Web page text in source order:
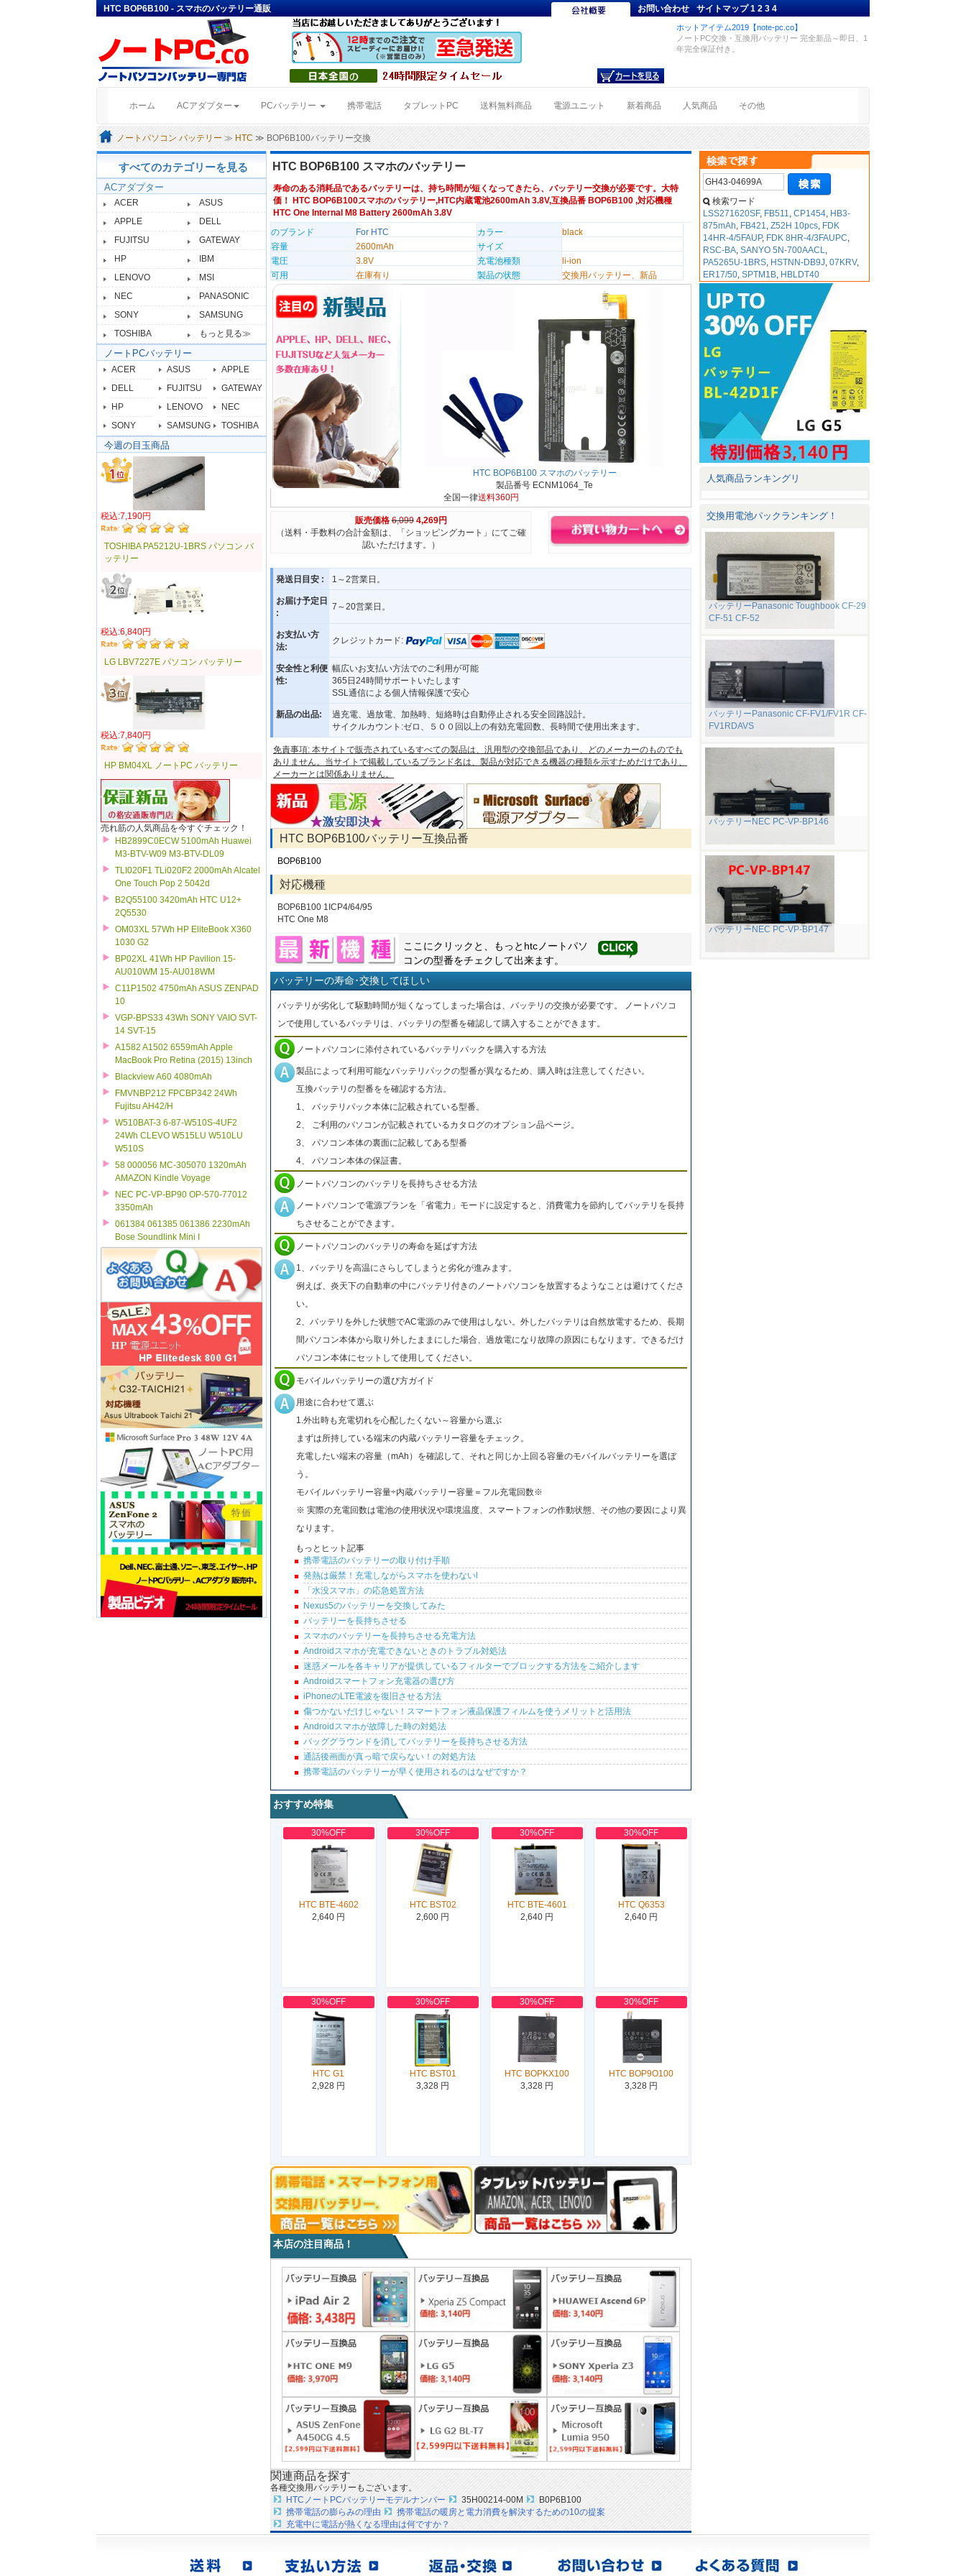
HTC BOP6B100 - スマホのバッテリー通販 お問い合わせ サイトマップ 1234
ホットアイテム2019【note-pc.co】
ノートPC交換・互換用バッテリー 完全新品～即日、1
年完全保証付き。
ホーム (current)ACアダプター PCバッテリー 携帯電話 タブレットPC 送料無料商品 電源ユニット 新着商品 人気商品 その他
ノートパソコン バッテリー ≫ HTC ≫ BOP6B100バッテリー交換
すべてのカテゴリーを見る
ACアダプター
ACER
ASUS
APPLE
DELL
FUJITSU
GATEWAY
HP
IBM
LENOVO
MSI
NEC
PANASONIC
SONY
SAMSUNG
TOSHIBA
もっと見る≫
ノートPCバッテリー
ACER ASUS
APPLE
DELL
FUJITSU
GATEWAY
HP
LENOVO
NEC
SONY
SAMSUNG TOSHIBA
今週の目玉商品
税込:7,190円
TOSHIBA PA5212U-1BRS パソコン バ
ッテリー
税込:6,840円
LG LBV7227E パソコン バッテリー
税込:7,840円
HP BM04XL ノートPC バッテリー
売れ筋の人気商品を今すぐチェック！
HB2899C0ECW 5100mAh Huawei
M3-BTV-W09 M3-BTV-DL09
TLI020F1 TLi020F2 2000mAh Alcatel
One Touch Pop 2 5042d
B2Q55100 3420mAh HTC U12+
2Q5530
OM03XL 57Wh HP EliteBook X360
1030 G2
BP02XL 41Wh HP Pavilion 15-
AU010WM 15-AU018WM
C11P1502 4750mAh ASUS ZENPAD
10
VGP-BPS33 43Wh SONY VAIO SVT-
14 SVT-15
A1582 A1502 6559mAh Apple
MacBook Pro Retina (2015) 13inch
Blackview A60 4080mAh
FMVNBP212 FPCBP342 24Wh
Fujitsu AH42/H
W510BAT-3 6-87-W510S-4UF2
24Wh CLEVO W515LU W510LU
W510S
58 000056 MC-305070 1320mAh
AMAZON Kindle Voyage
NEC PC-VP-BP90 OP-570-77012
3350mAh
061384 061385 061386 2230mAh
Bose Soundlink Mini I
HTC BOP6B100 スマホのバッテリー
寿命のある消耗品であるバッテリーは、持ち時間が短くなってきたら、バッテリー交換が必要です。大特
価！ HTC BOP6B100スマホのバッテリー,HTC内蔵電池2600mAh 3.8V,互換品番 BOP6B100 ,対応機種
HTC One Internal M8 Battery 2600mAh 3.8V
のブランド
For HTC カラー
black
容量
2600mAh
サイズ
電圧
3.8V 充電池種類
li-ion
可用
在庫有り 製品の状態 交換用バッテリー、新品
HTC BOP6B100 スマホのバッテリー
製品番号 ECNM1064_Te
全国一律送料360円
販売価格 6,099 4,269円
（送料・手数料の合計金額は、「ショッピングカート」にてご確
認いただけます。）
発送日目安 : 1～2営業日。
お届け予定日
:
7～20営業日。
お支払い方
法:
クレジットカード:
安全性と利便
性:
幅広いお支払い方法でのご利用が可能
365日24時間サポートいたします
SSL通信による個人情報保護で安心
新品の出品:
過充電、過放電、加熱時、短絡時は自動停止される安全回路設計。
サイクルカウント:ゼロ、５００回以上の有効充電回数、長時間で使用出来ます。
免責事項: 本サイトで販売されているすべての製品は、汎用型の交換部品であり、どのメーカーのものでも
ありません。当サイトで掲載しているブランド名は、製品が対応できる機器の種類を示すためだけであり、
メーカーとは関係ありません。
HTC BOP6B100バッテリー互換品番
BOP6B100
対応機種
BOP6B100 1ICP4/64/95
HTC One M8
ここにクリックと、もっと htcノートパソ
コンの型番をチェクして出来ます。
バッテリーの寿命･交換してほしい
バッテリが劣化して駆動時間が短くなってしまった場合は、バッテリの交換が必要です。 ノートパソコ
ンで使用しているバッテリは、バッテリの型番を確認して購入することができます。
ノートパソコンに添付されているバッテリパックを購入する方法
製品によって利用可能なバッテリパックの型番が異なるため、購入時は注意してください。
互換バッテリの型番をを確認する方法。
1、 バッテリパック本体に記載されている型番。
2、 ご利用のパソコンが記載されているカタログのオプション品ページ。
3、 パソコン本体の裏面に記載してある型番
4、 パソコン本体の保証書。
ノートパソコンのバッテリを長持ちさせる方法
ノートパソコンで電源プランを「省電力」モードに設定すると、消費電力を節約してバッテリを長持
ちさせることができます。
ノートパソコンのバッテリの寿命を延ばす方法
1、バッテリを高温にさらしてしまうと劣化が進みます。
例えば、炎天下の自動車の中にバッテリ付きのノートパソコンを放置するようなことは避けてくださ
い。
2、バッテリを外した状態でAC電源のみで使用はしない。外したバッテリは自然放電するため、長期
間パソコン本体から取り外したままにした場合、過放電になり故障の原因にもなります。できるだけ
パソコン本体にセットして使用してください。
モバイルバッテリーの選び方ガイド
用途に合わせて選ぶ
1.外出時も充電切れを心配したくない～容量から選ぶ
まずは所持している端末の内蔵バッテリー容量をチェック。
充電したい端末の容量（mAh）を確認して、それと同じか上回る容量のモバイルバッテリーを選ぼ
う。
モバイルバッテリー容量÷内蔵バッテリー容量＝フル充電回数※
※ 実際の充電回数は電池の使用状況や環境温度、スマートフォンの作動状態、その他の要因により異
なります。
もっとヒット記事
携帯電話のバッテリーの取り付け手順
発熱は厳禁！充電しながらスマホを使わないl
「水没スマホ」の応急処置方法
Nexus5のバッテリーを交換してみた
バッテリーを長持ちさせる
スマホのバッテリーを長持ちさせる充電方法
Androidスマホが充電できないときのトラブル対処法
迷惑メールを各キャリアが提供しているフィルターでブロックする方法をご紹介します
Androidスマートフォン充電器の選び方
iPhoneのLTE電波を復旧させる方法
傷つかないだけじゃない！スマートフォン液晶保護フィルムを使うメリットと活用法
Androidスマホが故障した時の対処法
バッググラウンドを消してバッテリーを長持ちさせる方法
通話後画面が真っ暗で戻らない！の対処方法
携帯電話のバッテリーが早く使用されるのはなぜですか？
おすすめ特集
30%OFF
HTC BTE-4602
2,640 円
30%OFF
HTC BST02
2,600 円
30%OFF
HTC BTE-4601
2,640 円
30%OFF
HTC Q6353
2,640 円
30%OFF
HTC G1
2,928 円
30%OFF
HTC BST01
3,328 円
30%OFF
HTC BOPKX100
3,328 円
30%OFF
HTC BOP9O100
3,328 円
本店の注目商品！
関連商品を探す
各種交換用バッテリーもございます。
HTCノートPCバッテリーモデルナンバー
35H00214-00M
B0P6B100
携帯電話の膨らみの理由
携帯電話の暖房と電力消費を解決するための10の提案
充電中に電話が熱くなる理由は何ですか？
検索ワード
LSS271620SF, FB511,CP1454, HB3-
875mAh, FB421,Z52H 10pcs, FDK
14HR-4/5FAUP, FDK 8HR-4/3FAUPC,
RSC-BA,SANYO 5N-700AACL,
PA5265U-1BRS, HSTNN-DB9J,07KRV,
ER17/50,SPTM1B, HBLDT40
人気商品ランキングリ
交換用電池パックランキング！
バッテリーPanasonic Toughbook CF-29
CF-51 CF-52
バッテリーPanasonic CF-FV1/FV1R CF-
FV1RDAVS
バッテリーNEC PC-VP-BP146
バッテリーNEC PC-VP-BP147